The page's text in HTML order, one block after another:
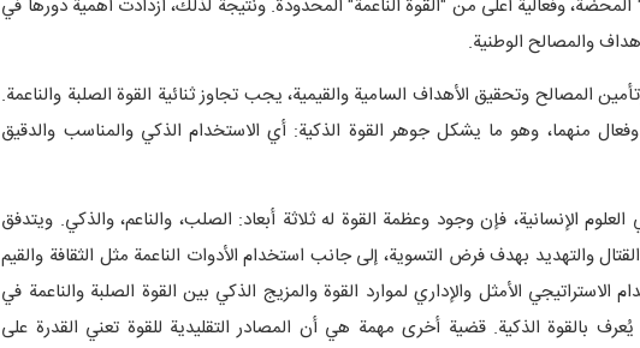
المحضة، وفعالية أعلى من "القوة الناعمة" المحدودة. ونتيجة لذلك، ازدادت أهمية دورها في
والمصالح الوطنية.
المصالح وتحقيق الأهداف السامية والقيمية، يجب تجاوز ثنائية القوة الصلبة والناعمة.
منهما، وهو ما يشكل جوهر القوة الذكية: أي الاستخدام الذكي والمناسب والدقيق
الإنسانية، فإن وجود وعظمة القوة له ثلاثة أبعاد: الصلب، والناعم، والذكي. ويتدفق
والتهديد بهدف فرض التسوية، إلى جانب استخدام الأدوات الناعمة مثل الثقافة والقيم
الاستراتيجي الأمثل والإداري لموارد القوة والمزيج الذكي بين القوة الصلبة والناعمة في
بالقوة الذكية. قضية أخرى مهمة هي أن المصادر التقليدية للقوة تعني القدرة على